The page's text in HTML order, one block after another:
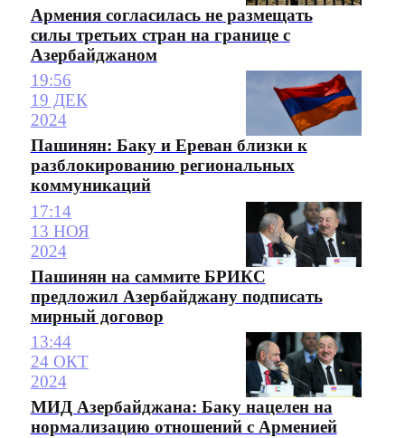
Армения согласилась не размещать
силы третьих стран на границе с
Азербайджаном
19:56
19 ДЕК
2024
Пашинян: Баку и Ереван близки к
разблокированию региональных
коммуникаций
17:14
13 НОЯ
2024
Пашинян на саммите БРИКС
предложил Азербайджану подписать
мирный договор
13:44
24 ОКТ
2024
МИД Азербайджана: Баку нацелен на
нормализацию отношений с Арменией